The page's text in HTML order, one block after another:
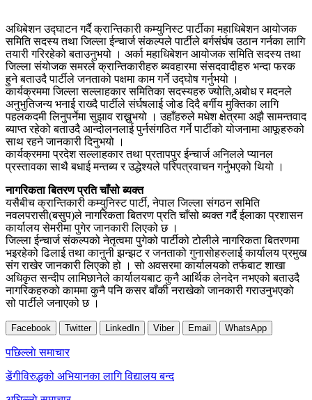
अधिबेशन उद्घाटन गर्दै क्रान्तिकारी कम्युनिस्ट पार्टीका महाधिबेशन आयोजक
समिति सदस्य तथा जिल्ला ईन्चार्ज संकल्पले पार्टीले बर्गसंर्घष उठान गर्नका लागि
तयारी गरिरहेको बताउनुभयो । अर्का महाधिबेशन आयोजक समिति सदस्य तथा
जिल्ला संयोजक समरले क्रान्तिकारीहरु ब्यवहारमा संसदवादीहरु भन्दा फरक
हुने बताउदै पार्टीले जनताको पक्षमा काम गर्ने उद्घोष गर्नुभयो ।
कार्यक्रममा जिल्ला सल्लाहकार समितिका सदस्यहरु ज्योति,अबोध र मदनले
अनुभुतिजन्य भनाई राख्दै पार्टीले संर्घषलाई जोड दिदै बर्गीय मुक्तिका लागि
पहलकदमी लिनुपर्नेमा सुझाव राख्नुभयो । उहाँहरुले मधेश क्षेत्रमा अझै सामन्तवाद
ब्याप्त रहेको बताउदै आन्दोलनलाई पुर्नसंगठित गर्ने पार्टीको योजनामा आफूहरुको
साथ रहने जानकारी दिनुभयो ।
कार्यक्रममा प्रदेश सल्लाहकार तथा प्रतापपुर ईन्चार्ज अनिलले प्यानल
प्रस्तावका साथै बधाई मन्तब्य र उद्धेश्यले परिपत्रवाचन गर्नुभएको थियो ।
नागरिकता बितरण प्रति चाँसो ब्यक्त
यसैबीच क्रान्तिकारी कम्युनिस्ट पार्टी, नेपाल जिल्ला संगठन समिति
नवलपरासी(बसुप)ले नागरिकता बितरण प्रति चाँसो ब्यक्त गर्दै ईलाका प्रशासन
कार्यालय सेमरीमा पुगेर जानकारी लिएको छ ।
जिल्ला ईन्चार्ज संकल्पको नेतृत्वमा पुगेको पार्टीको टोलीले नागरिकता बितरणमा
भइरहेको ढिलाई तथा कानुनी झन्झट र जनताको गुनासोहरुलाई कार्यालय प्रमुख
संग राखेर जानकारी लिएको हो । सो अवसरमा कार्यालयको तर्फबाट शाखा
अधिकृत सन्दीप लामिछानेले कार्यालयबाट कुनै आर्थिक लेनदेन नभएको बताउदै
नागरिकहरुको काममा कुनै पनि कसर बाँकी नराखेको जानकारी गराउनुभएको
सो पार्टीले जनाएको छ ।
Facebook Twitter LinkedIn Viber Email WhatsApp
Post
navigation
पछिल्लाे समाचार
डेंगीविरुद्धको अभियानका लागि विद्यालय बन्द